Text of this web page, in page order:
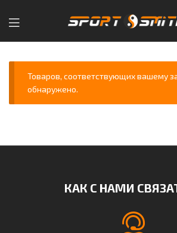
Sport-
Smith
—
спортивных
Товаров, соответствующих вашему
обнаружено.
КАК С НАМИ